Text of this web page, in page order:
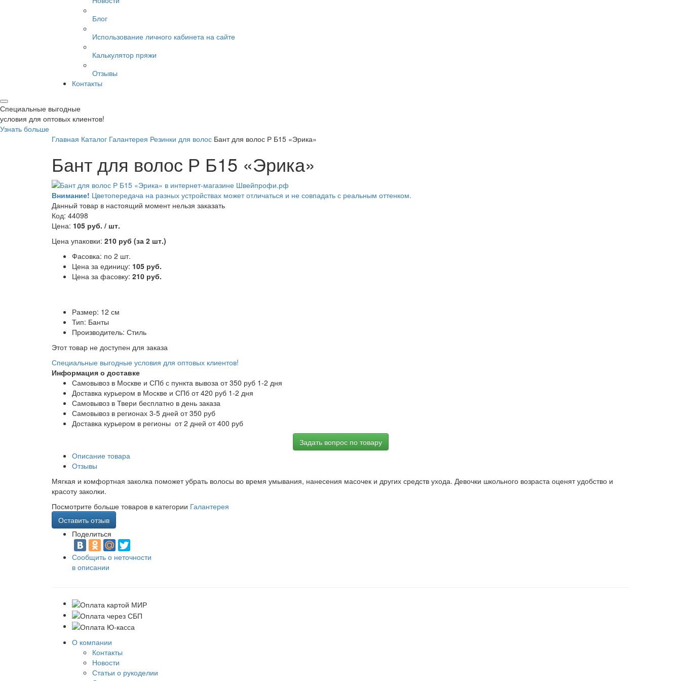
Блог
Использование личного кабинета на сайте
Калькулятор пряжи
Отзывы
Контакты
Специальные выгодные
условия для оптовых клиентов!
Узнать больше
Главная Каталог Галантерея Резинки для волос Бант для волос Р Б15 «Эрика»
Бант для волос Р Б15 «Эрика»
Внимание! Цветопередача на разных устройствах может отличаться и не совпадать с реальным оттенком.
Данный товар в настоящий момент нельзя заказать
Код: 44098
Цена: 105 руб. / шт.
Цена упаковки: 210 руб (за 2 шт.)
Фасовка: по 2 шт.
Цена за единицу: 105 руб.
Цена за фасовку: 210 руб.
Размер: 12 см
Тип: Банты
Производитель: Стиль
Этот товар не доступен для заказа
Специальные выгодные условия для оптовых клиентов!
Информация о доставке
Самовывоз в Москве и СПб с пункта вывоза от 350 руб 1-2 дня
Доставка курьером в Москве и СПб от 420 руб 1-2 дня
Самовывоз в Твери бесплатно в день заказа
Самовывоз в регионах 3-5 дней от 350 руб
Доставка курьером в регионы от 2 дней от 400 руб
Задать вопрос по товару
Описание товара
Отзывы
Мягкая и комфортная заколка поможет убрать волосы во время умывания, нанесения масочек и других средств ухода. Девочки школьного возраста оценят удобство и
красоту заколки.
Посмотрите больше товаров в категории Галантерея
Оставить отзыв
Поделиться
Сообщить о неточности
в описании
О компании
Контакты
Новости
Статьи о рукоделии